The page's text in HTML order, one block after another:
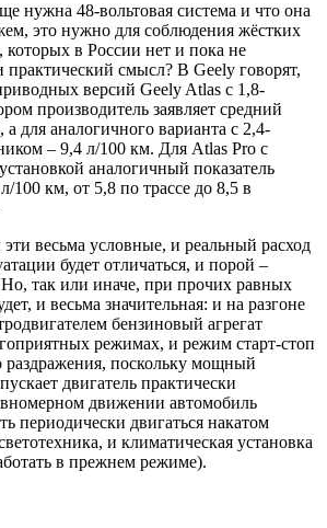
нужна 48-вольтовая система и что она
это нужно для соблюдения жёстких
которых в России нет и пока не
практический смысл? В Geely говорят,
версий Geely Atlas с 1,8-
производитель заявляет средний
а для аналогичного варианта с 2,4-
– 9,4 л/100 км. Для Atlas Pro с
аналогичный показатель
100 км, от 5,8 по трассе до 8,5 в
весьма условные, и реальный расход
будет отличаться, и порой –
Но, так или иначе, при прочих равных
и весьма значительная: и на разгоне
бензиновый агрегат
режимах, и режим старт-стоп
раздражения, поскольку мощный
двигатель практически
движении автомобиль
периодически двигаться накатом
и климатическая установка
в прежнем режиме).